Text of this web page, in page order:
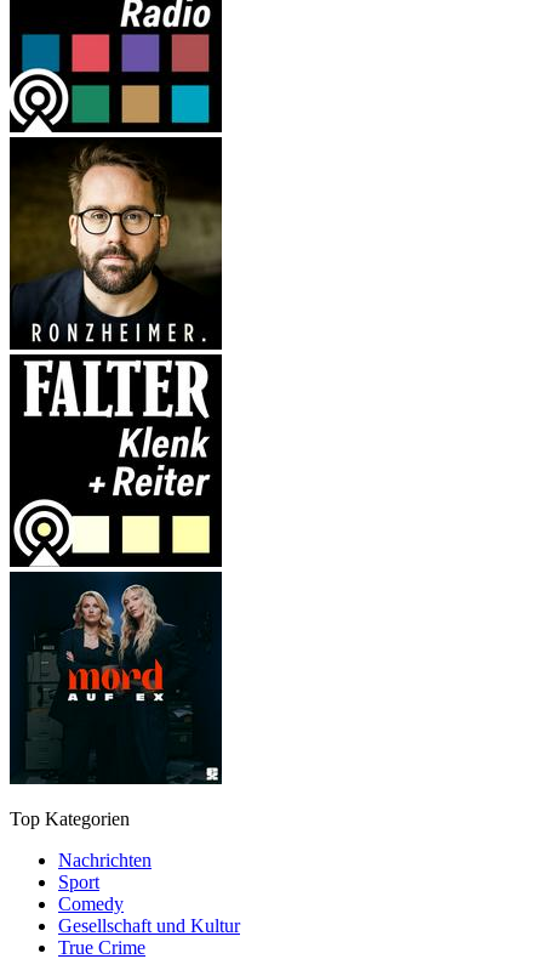
Top Kategorien
Nachrichten
Sport
Comedy
Gesellschaft und Kultur
True Crime